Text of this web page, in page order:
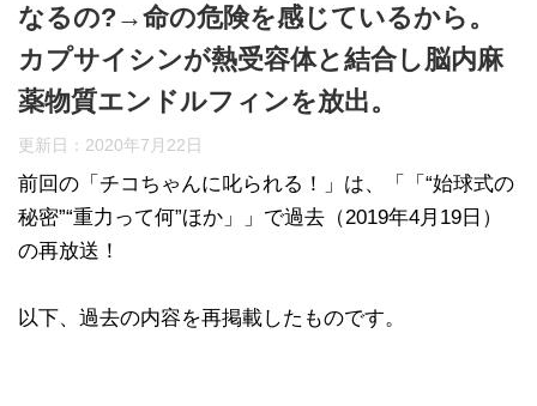
なるの?→命の危険を感じているから。
カプサイシンが熱受容体と結合し脳内麻
薬物質エンドルフィンを放出。
更新日： 2020年7月22日
前回の「チコちゃんに叱られる！」​は、「「“始球式の
秘密”“重力って何”ほか」」で過去（2019年4月19日）
の再放送！
以下、過去の内容を再掲載したものです。